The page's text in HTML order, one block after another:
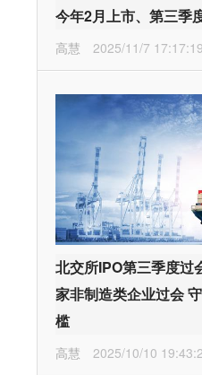
今年2月上市、第三季
高慧 2025/11/7 17:17:19
北交所IPO第三季度过
家非制造类企业过会
槛
高慧 2025/10/10